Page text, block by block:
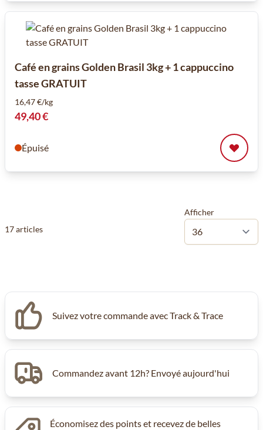
Café en grains Golden Brasil 3kg + 1 cappuccino
tasse GRATUIT
16,47 €/kg
49,40 €
Épuisé
17articles
Afficher
Suivez votre commande avec Track & Trace
Commandez avant 12h? Envoyé aujourd'hui
Économisez des points et recevez de belles